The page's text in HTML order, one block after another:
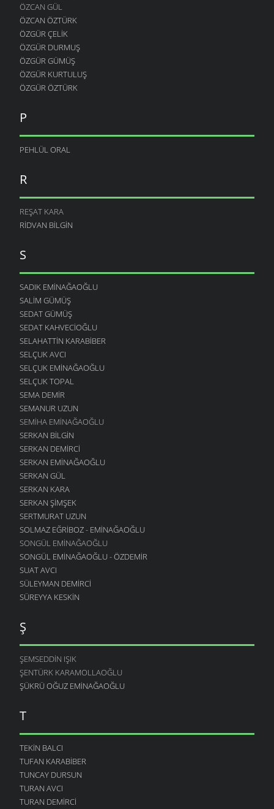
ÖZCAN GÜL
ÖZCAN ÖZTÜRK
ÖZGÜR ÇELIK
ÖZGÜR DURMUŞ
ÖZGÜR GÜMÜŞ
ÖZGÜR KURTULUŞ
ÖZGÜR ÖZTÜRK
P
PEHLÜL ORAL
R
REŞAT KARA
RIDVAN BILGIN
S
SADIK EMINAĞAOĞLU
SALIM GÜMÜŞ
SEDAT GÜMÜŞ
SEDAT KAHVECIOĞLU
SELAHATTIN KARABIBER
SELÇUK AVCI
SELÇUK EMINAĞAOĞLU
SELÇUK TOPAL
SEMA DEMIR
SEMANUR UZUN
SEMIHA EMINAĞAOĞLU
SERKAN BILGIN
SERKAN DEMIRCI
SERKAN EMINAĞAOĞLU
SERKAN GÜL
SERKAN KARA
SERKAN ŞIMŞEK
SERTMURAT UZUN
SOLMAZ EĞRIBOZ - EMINAĞAOĞLU
SONGÜL EMINAĞAOĞLU
SONGÜL EMINAĞAOĞLU - ÖZDEMIR
SUAT AVCI
SÜLEYMAN DEMIRCI
SÜREYYA KESKIN
Ş
ŞEMSEDDIN IŞIK
ŞENTÜRK KARAMOLLAOĞLU
ŞÜKRÜ OĞUZ EMINAĞAOĞLU
T
TEKIN BALCI
TUFAN KARABIBER
TUNCAY DURSUN
TURAN AVCI
TURAN DEMIRCI